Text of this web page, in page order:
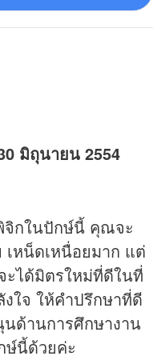
มิถุนายน 2554
จิกในปักษ์นี้ คุณจะ
หน็ดเหนื่อยมาก แต่
ได้มิตรใหม่ที่ดีในที่
ใจ ให้คำปรึกษาที่ดี
ด้านการศึกษางาน
ษ์นี้ด้วยค่ะ